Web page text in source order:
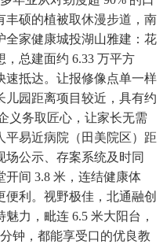
丰硕的植被取休漫步道，南
全家健康城投湖山雅建：花
总建面约 6.33 万平方
速抵达。让报修像点单一样
儿园距离项目较近，具有约
义务取匠心，让家长无需
平易近病院（田美院区）距
场公示、存案系统及时同
间 3.8 米，连结健康体
利。视野极佳，北通融创
力，毗连 6.5 米大阳台，
钟，都能享受口的优良教